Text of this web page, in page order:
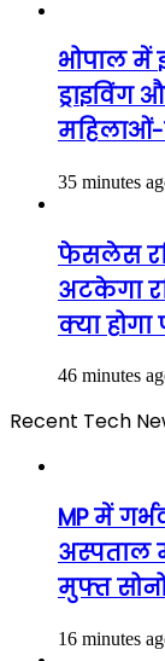
भोपाल में
ड्राइविंग
महिलाओं-
35 minutes
फेसलेस
अटकेगा
क्या होगा
46 minutes
Recent Tech
MP में
अस्पताल
मुफ्त
16 minutes